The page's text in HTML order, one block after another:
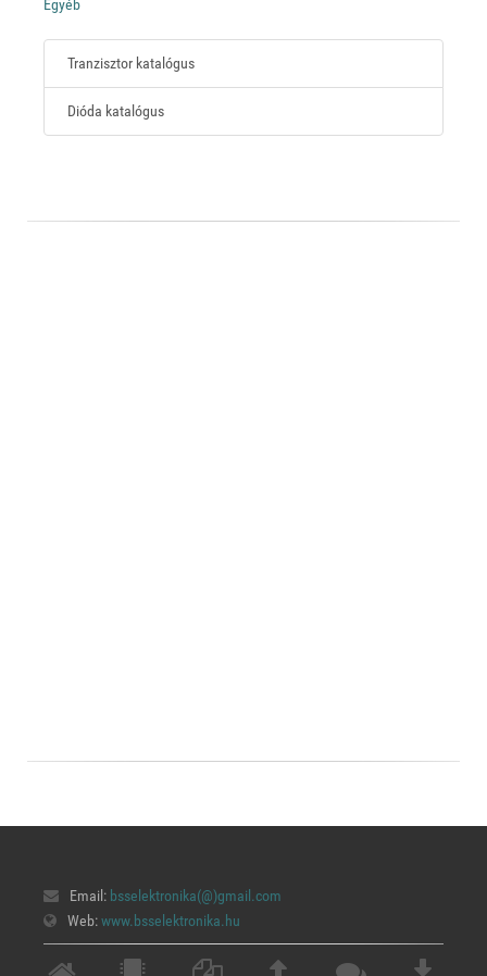
Egyéb
Tranzisztor katalógus
Dióda katalógus
Email: bsselektronika(@)gmail.com
Web:www.bsselektronika.hu